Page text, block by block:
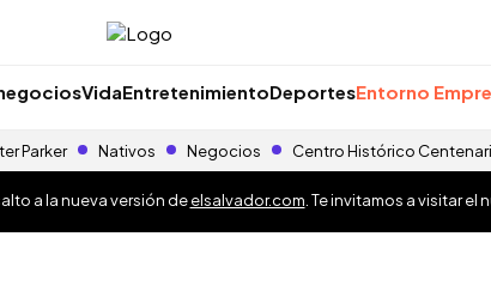
VidaEntretenimientoDeportesEntorno
Parker Nativos Negocios Centro Histórico
a la nueva versión deelsalvador.com . Te invitamos a visitar